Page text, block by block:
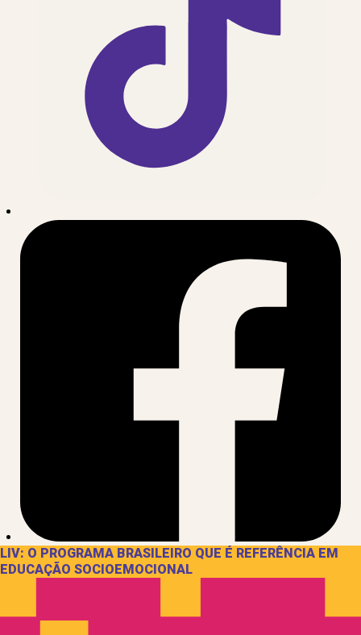
LIV: O PROGRAMA BRASILEIRO QUE É REFERÊNCIA EM
EDUCAÇÃO SOCIOEMOCIONAL